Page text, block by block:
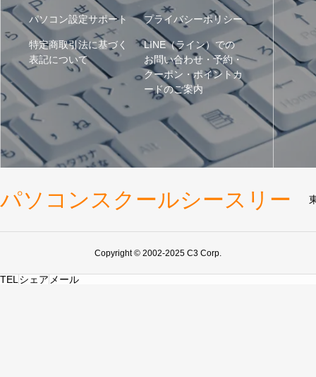
パソコン設定サポート プライバシーポリシー
特定商取引法に基づく
表記について
LINE（ライン）での
お問い合わせ・予約・
クーポン・ポイントカ
ードのご案内
パソコンスクールシースリー
Copyright © 2002-2025 C3 Corp.
TEL シェア メール